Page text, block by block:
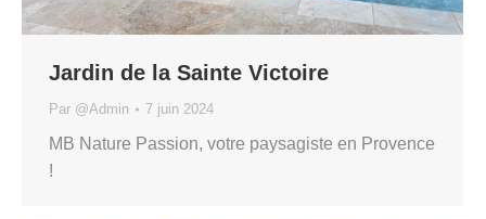
Jardin de la Sainte Victoire
Par @Admin 7 juin 2024
MB Nature Passion, votre paysagiste en Provence
!